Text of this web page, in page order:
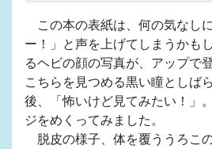
この本の表紙は、何の気なし
ー！」と声を上げてしまうかも
るヘビの顔の写真が、アップで
こちらを見つめる黒い瞳としば
後、「怖いけど見てみたい！」
ジをめくってみました。
脱皮の様子、体を覆ううろこ